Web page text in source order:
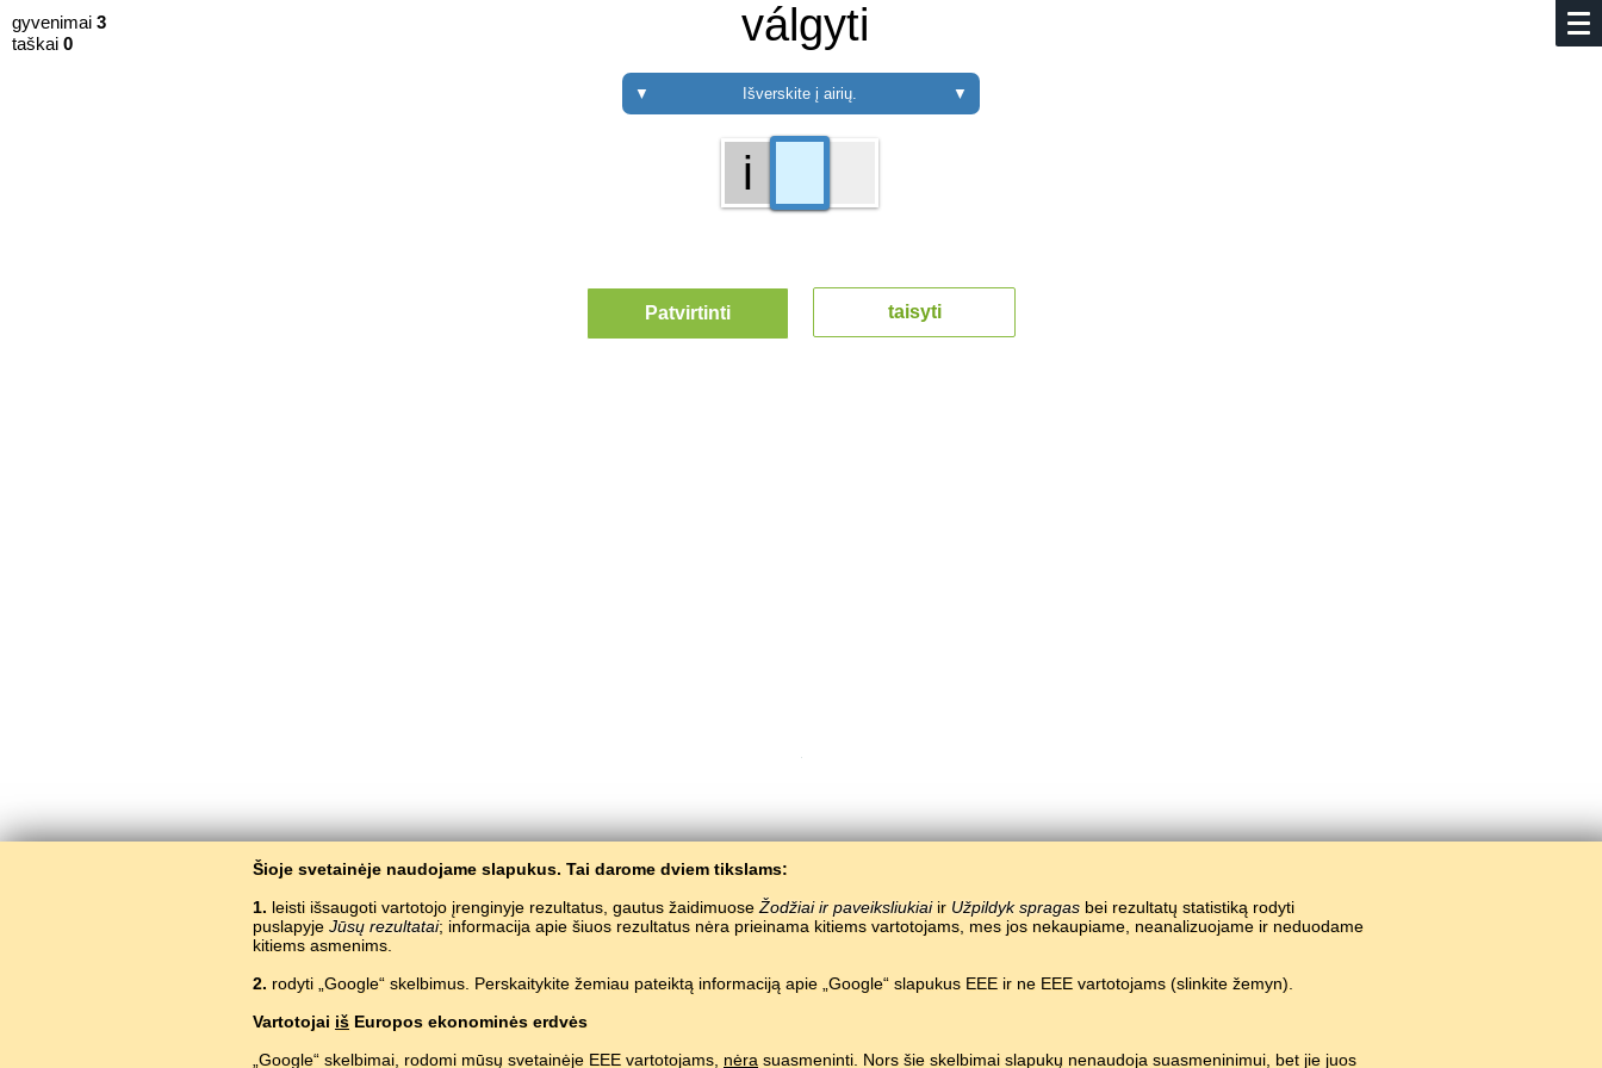
gyvenimai 3
taškai 0 válgyti
▼ Išverskite į airių. ▼
Šioje svetainėje naudojame slapukus. Tai darome dviem tikslams:
1. leisti išsaugoti vartotojo įrenginyje rezultatus, gautus žaidimuose Žodžiai ir paveiksliukiaiir Užpildyk spragas bei rezultatų statistiką rodyti
puslapyje Jūsų rezultatai; informacija apie šiuos rezultatus nėra prieinama kitiems vartotojams, mes jos nekaupiame, neanalizuojame ir neduodame
kitiems asmenims.
2. rodyti „Google“ skelbimus. Perskaitykite žemiau pateiktą informaciją apie „Google“ slapukus EEE ir ne EEE vartotojams (slinkite žemyn).
Vartotojai iš Europos ekonominės erdvės
„Google“ skelbimai, rodomi mūsų svetainėje EEE vartotojams, nėra suasmeninti. Nors šie skelbimai slapukų nenaudoja suasmeninimui, bet jie juos
Visos teisės saugomos.